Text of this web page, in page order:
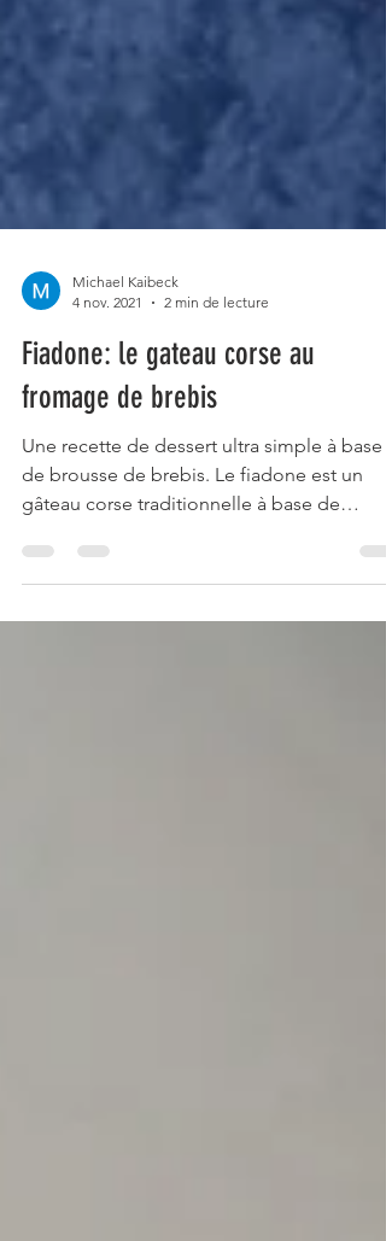
4 nov. 2021
2 min de lecture
Fiadone: le gateau corse au
fromage de brebis
Une recette de dessert ultra simple à base
gâteau corse traditionnelle à base de
brocciu. Un régal.